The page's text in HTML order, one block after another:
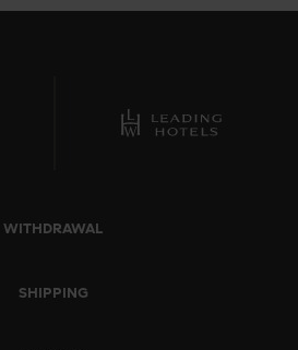
WITHDRAWAL
SHIPPING